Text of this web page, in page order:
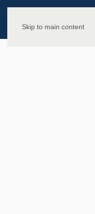
Skip to main content